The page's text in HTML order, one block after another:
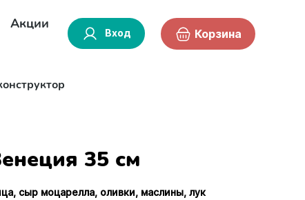
Акции
Вход Корзина
35 см
сыр моцарелла, оливки, маслины, лук